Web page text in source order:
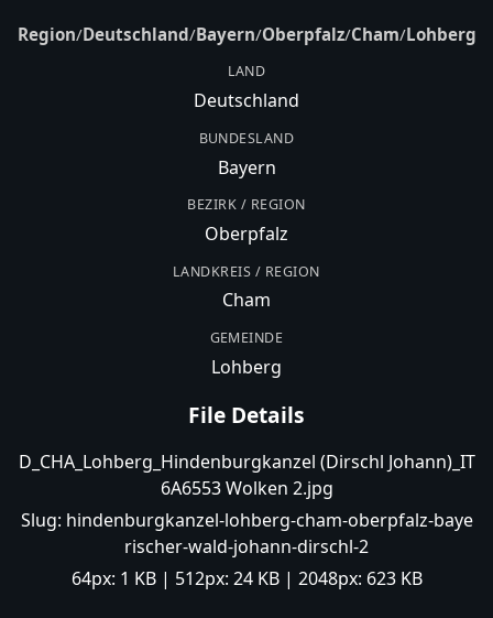
Region/Deutschland/Bayern/Oberpfalz/Cham/Lohberg
LAND
Deutschland
BUNDESLAND
Bayern
BEZIRK / REGION
Oberpfalz
LANDKREIS / REGION
Cham
GEMEINDE
Lohberg
File Details
D_CHA_Lohberg_Hindenburgkanzel (Dirschl Johann)_IT
6A6553 Wolken 2.jpg
Slug: hindenburgkanzel-lohberg-cham-oberpfalz-baye
rischer-wald-johann-dirschl-2
64px: 1 KB| 512px: 24 KB| 2048px: 623 KB